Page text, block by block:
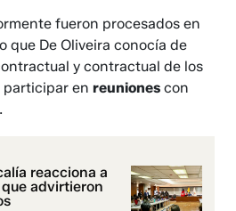
fueron procesados en
que De Oliveira conocía de
y contractual de los
participar enreuniones con
.
reacciona a
advirtieron